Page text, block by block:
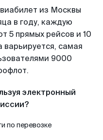
из Москвы
в году, каждую
5 прямых рейсов и 10
самая
9000
электронный
по перевозке